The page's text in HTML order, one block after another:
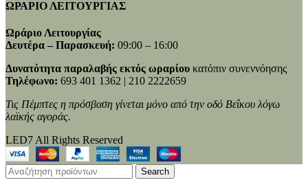
ΩΡΑΡΙΟ ΛΕΙΤΟΥΡΓΙΑΣ
Ωράριο Λειτουργίας
Δευτέρα – Παρασκευή: 09:00 – 16:00
Δυνατότητα παραλαβής εκτός ωραρίου κατόπιν συνεννόησης
Τηλέφωνο: 693 401 1362 | 210 2222659
Τις Πέμπτες η πρόσβαση γίνεται μόνο από την οδό Βεΐκου λόγω
λαϊκής αγοράς.
LED7 All Rights Reserved
Search